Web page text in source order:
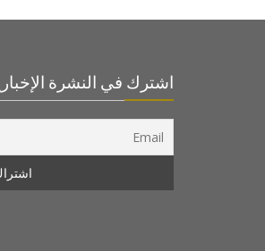
اشترك في النشرة